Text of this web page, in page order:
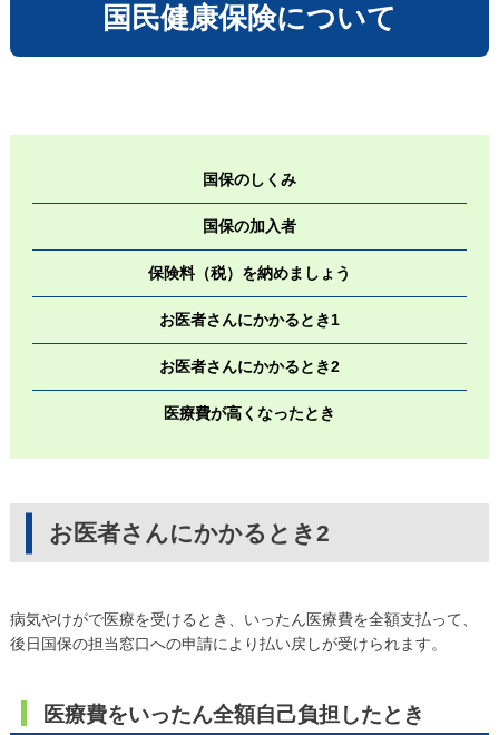
国民健康保険について
国保のしくみ
国保の加入者
保険料（税）を納めましょう
お医者さんにかかるとき1
お医者さんにかかるとき2
医療費が高くなったとき
お医者さんにかかるとき2
病気やけがで医療を受けるとき、いったん医療費を全額支払って、
後日国保の担当窓口への申請により払い戻しが受けられます。
医療費をいったん全額自己負担したとき